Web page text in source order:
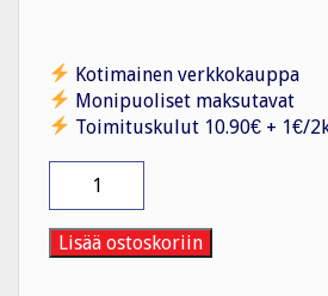
Kotimainen verkkokauppa
Monipuoliset maksutavat
Toimituskulut 10.90€ + 1€/
22
kiskomalli,
esisinkitty
Lisää ostoskoriin